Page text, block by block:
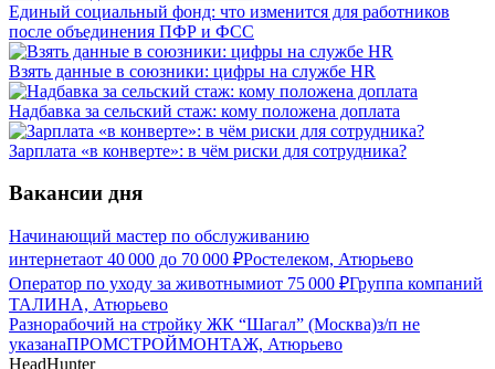
Единый социальный фонд: что изменится для работников
после объединения ПФР и ФСС
Взять данные в союзники: цифры на службе HR
Надбавка за сельский стаж: кому положена доплата
Зарплата «в конверте»: в чём риски для сотрудника?
Вакансии дня
Начинающий мастер по обслуживанию
интернетаот 40 000 до 70 000 ₽Ростелеком, Атюрьево
Оператор по уходу за животнымиот 75 000 ₽Группа компаний
ТАЛИНА, Атюрьево
Разнорабочий на стройку ЖК “Шагал” (Москва)з/п не
указанаПРОМСТРОЙМОНТАЖ, Атюрьево
HeadHunter